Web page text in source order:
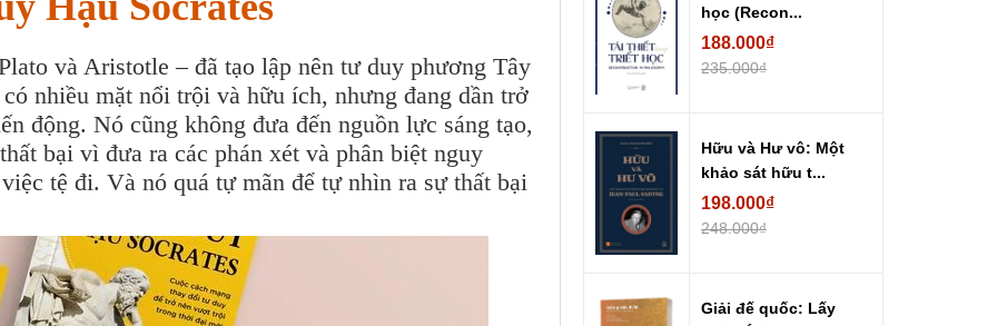
và Aristotle – đã tạo lập nên tư duy phương Tây
nhiều mặt nổi trội và hữu ích, nhưng đang dần trở
động. Nó cũng không đưa đến nguồn lực sáng tạo,
bại vì đưa ra các phán xét và phân biệt nguy
tệ đi. Và nó quá tự mãn để tự nhìn ra sự thất bại
học (Recon...
188.000₫
235.000₫
Hữu và Hư vô: Một
khảo sát hữu t...
198.000₫
248.000₫
Giải đế quốc: Lấy